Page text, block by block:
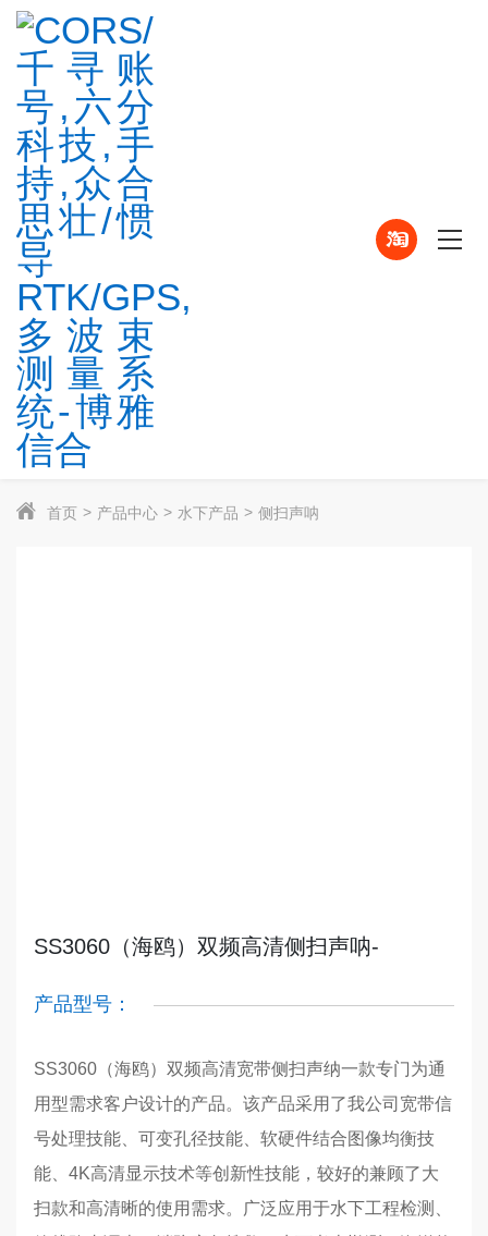
首页 产品中心 水下产品 侧扫声呐
SS3060（海鸥）双频高清侧扫声呐-
产品型号：
SS3060（海鸥）双频高清宽带侧扫声纳一款专门为通
用型需求客户设计的产品。该产品采用了我公司宽带信
号处理技能、可变孔径技能、软硬件结合图像均衡技
能、4K高清显示技术等创新性技能，较好的兼顾了大
扫款和高清晰的使用需求。广泛应用于水下工程检测、